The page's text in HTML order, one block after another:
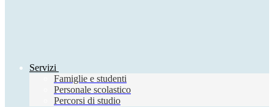
Servizi
Famiglie e studenti
Personale scolastico
Percorsi di studio